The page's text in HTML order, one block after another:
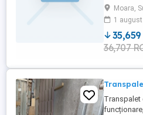
Moara,
1 august
35,659
36,707
Transpalet